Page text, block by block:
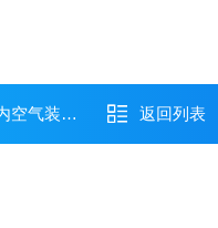
染检测仪 返回列表